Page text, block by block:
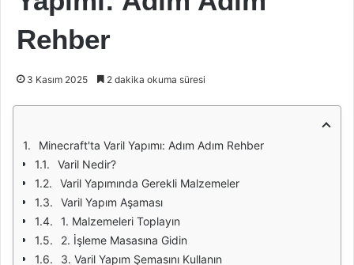
Rehber
3 Kasım 2025 2 dakika okuma süresi
Minecraft'ta Varil Yapımı: Adım Adım Rehber
Varil Nedir?
Varil Yapımında Gerekli Malzemeler
Varil Yapım Aşaması
1. Malzemeleri Toplayın
2. İşleme Masasına Gidin
3. Varil Yapım Şemasını Kullanın